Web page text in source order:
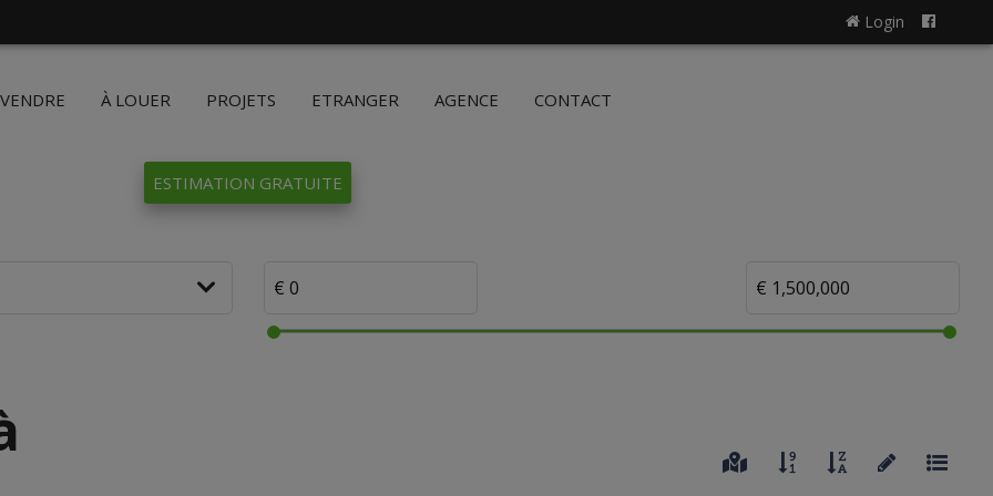
Login
À LOUER PROJETS ETRANGER AGENCE CONTACT
ESTIMATION GRATUITE